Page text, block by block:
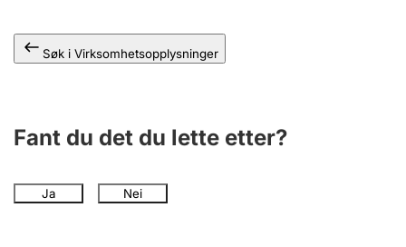
Offentlig sektor
Andre tema
Søk i Virksomhetsopplysninger
Fant du det du lette etter?
Ja Nei